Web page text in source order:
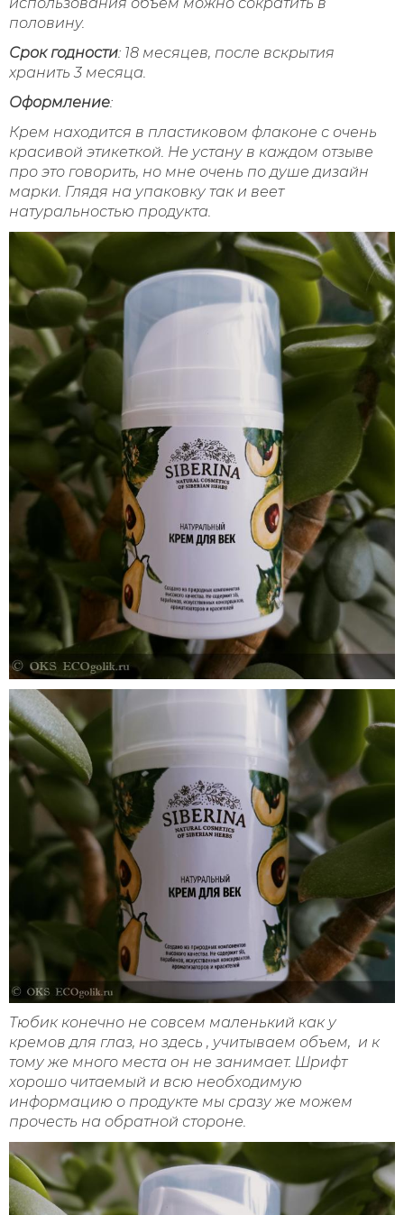
половину.
Срок годности: 18 месяцев, после вскрытия
хранить 3 месяца.
Оформление:
Крем находится в пластиковом флаконе с очень
красивой этикеткой. Не устану в каждом отзыве
про это говорить, но мне очень по душе дизайн
марки. Глядя на упаковку так и веет
натуральностью продукта.
Тюбик конечно не совсем маленький как у
кремов для глаз, но здесь , учитываем объем, и к
тому же много места он не занимает. Шрифт
хорошо читаемый и всю необходимую
информацию о продукте мы сразу же можем
прочесть на обратной стороне.